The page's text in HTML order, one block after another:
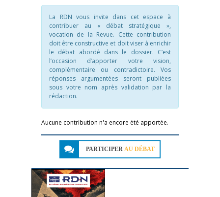
La RDN vous invite dans cet espace à
contribuer au « débat stratégique »,
vocation de la Revue. Cette contribution
doit être constructive et doit viser à enrichir
le débat abordé dans le dossier. C’est
l’occasion d’apporter votre vision,
complémentaire ou contradictoire. Vos
réponses argumentées seront publiées
sous votre nom après validation par la
rédaction.
Aucune contribution n'a encore été apportée.
PARTICIPER AU DÉBAT